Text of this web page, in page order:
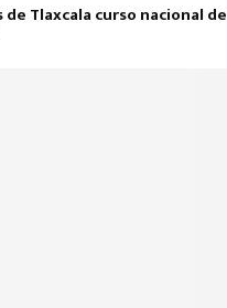
Tlaxcala curso nacional de